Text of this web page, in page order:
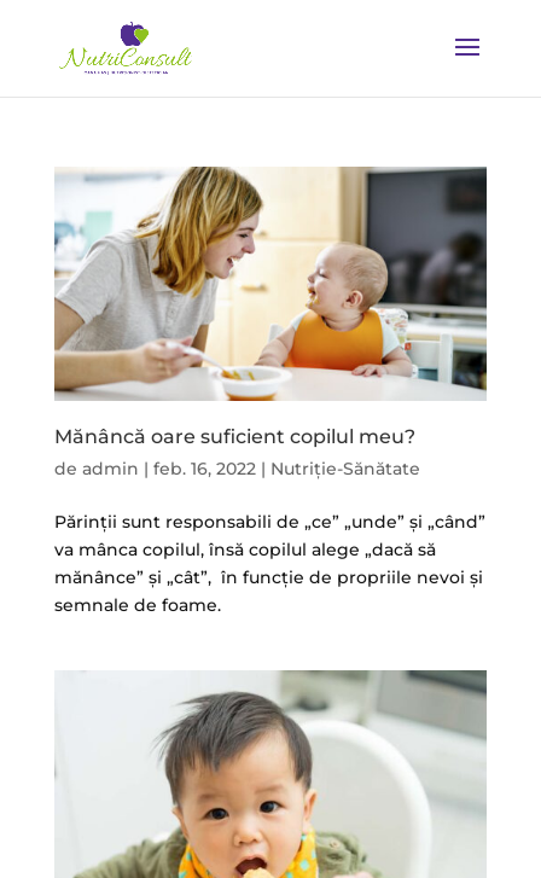
Mănâncă oare suficient copilul meu?
de admin | feb. 16, 2022| Nutriție-Sănătate
Părinții sunt responsabili de „ce” „unde” și „când”
va mânca copilul, însă copilul alege „dacă să
mănânce” și „cât”, în funcție de propriile nevoi și
semnale de foame.